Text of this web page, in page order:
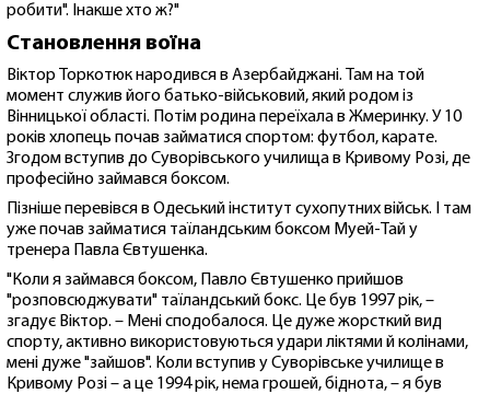
робити". Інакше хто ж?"
Становлення воїна
Віктор Торкотюк народився в Азербайджані. Там на той
момент служив його батько-військовий, який родом із
Вінницької області. Потім родина переїхала в Жмеринку. У 10
років хлопець почав займатися спортом: футбол, карате.
Згодом вступив до Суворівського училища в Кривому Розі, де
професійно займався боксом.
Пізніше перевівся в Одеський інститут сухопутних військ. І там
уже почав займатися таїландським боксом Муей-Тай у
тренера Павла Євтушенка.
"Коли я займався боксом, Павло Євтушенко прийшов
"розповсюджувати" таїландський бокс. Це був 1997 рік, –
згадує Віктор. – Мені сподобалося. Це дуже жорсткий вид
спорту, активно використовуються удари ліктями й колінами,
мені дуже "зайшов". Коли вступив у Суворівське училище в
Кривому Розі – а це 1994 рік, нема грошей, біднота, – я був